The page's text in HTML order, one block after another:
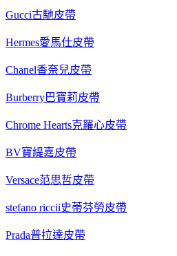
Gucci古馳皮帶
Hermes愛馬仕皮帶
Chanel香奈兒皮帶
Burberry巴寶莉皮帶
Chrome Hearts克羅心皮帶
BV寶緹嘉皮帶
Versace范思哲皮帶
stefano riccii史蒂芬勞皮帶
Prada普拉達皮帶